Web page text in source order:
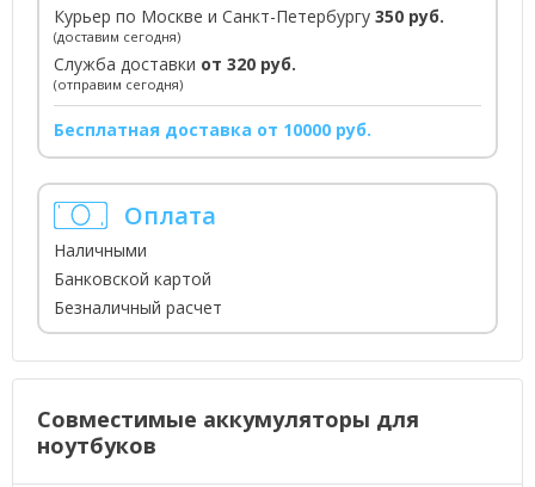
Курьер по Москве и Санкт-Петербургу 350 руб.
(доставим сегодня)
Служба доставки от 320 руб.
(отправим сегодня)
Бесплатная доставка от 10000 руб.
Оплата
Наличными
Банковской картой
Безналичный расчет
Совместимые аккумуляторы для
ноутбуков